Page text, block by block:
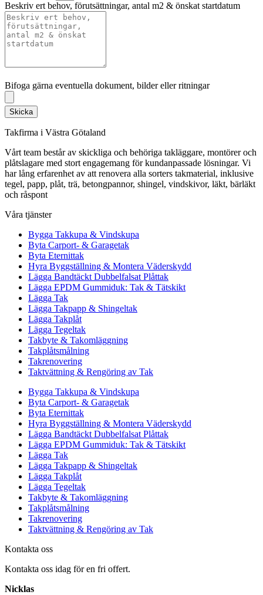
Beskriv ert behov, förutsättningar, antal m2 & önskat startdatum
Bifoga gärna eventuella dokument, bilder eller ritningar
Skicka
Takfirma i Västra Götaland
Vårt team består av skickliga och behöriga takläggare, montörer och
plåtslagare med stort engagemang för kundanpassade lösningar. Vi
har lång erfarenhet av att renovera alla sorters takmaterial, inklusive
tegel, papp, plåt, trä, betongpannor, shingel, vindskivor, läkt, bärläkt
och råspont
Våra tjänster
Bygga Takkupa & Vindskupa
Byta Carport- & Garagetak
Byta Eternittak
Hyra Byggställning & Montera Väderskydd
Lägga Bandtäckt Dubbelfalsat Plåttak
Lägga EPDM Gummiduk: Tak & Tätskikt
Lägga Tak
Lägga Takpapp & Shingeltak
Lägga Takplåt
Lägga Tegeltak
Takbyte & Takomläggning
Takplåtsmålning
Takrenovering
Taktvättning & Rengöring av Tak
Bygga Takkupa & Vindskupa
Byta Carport- & Garagetak
Byta Eternittak
Hyra Byggställning & Montera Väderskydd
Lägga Bandtäckt Dubbelfalsat Plåttak
Lägga EPDM Gummiduk: Tak & Tätskikt
Lägga Tak
Lägga Takpapp & Shingeltak
Lägga Takplåt
Lägga Tegeltak
Takbyte & Takomläggning
Takplåtsmålning
Takrenovering
Taktvättning & Rengöring av Tak
Kontakta oss
Kontakta oss idag för en fri offert.
Nicklas